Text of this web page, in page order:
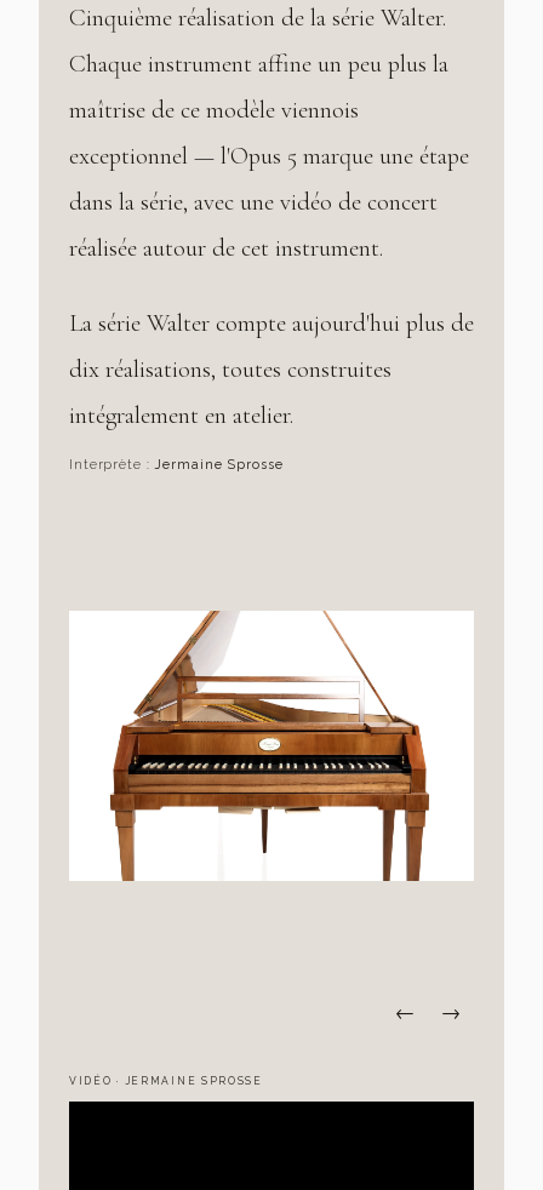
Cinquième réalisation de la série Walter.
Chaque instrument affine un peu plus la
maîtrise de ce modèle viennois
exceptionnel — l'Opus 5 marque une étape
dans la série, avec une vidéo de concert
réalisée autour de cet instrument.
La série Walter compte aujourd'hui plus de
dix réalisations, toutes construites
intégralement en atelier.
Interprète : Jermaine Sprosse
← →
VIDÉO · JERMAINE SPROSSE